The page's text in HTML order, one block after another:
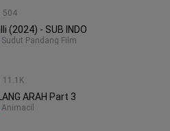
504
(2024) - SUB INDO
11.1K
Sudut Pandang Film
ARAH Part 3
Animacil